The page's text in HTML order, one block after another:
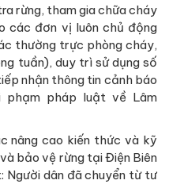
rừng, tham gia chữa cháy
các đơn vị luôn chủ động
thường trực phòng cháy,
tuần), duy trì sử dụng số
nhận thông tin cảnh báo
pháp luật về Lâm
nâng cao kiến thức và kỹ
bảo vệ rừng tại Điện Biên
Người dân đã chuyển từ tư